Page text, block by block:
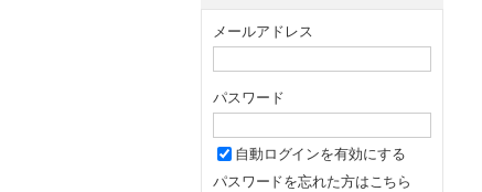
メールアドレス
パスワード
自動ログインを有効にする
パスワードを忘れた方はこちら